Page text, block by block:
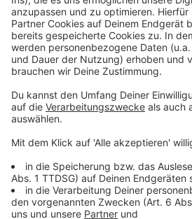
Stellt Niklas Lünebach eine
Anzeige
Anzeige
Anzeige